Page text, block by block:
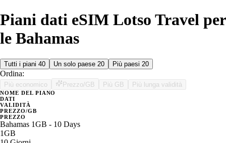
Piani dati eSIM Lotso Travel per
le Bahamas
Tutti i piani 40 Un solo paese 20 Più paesi 20
Ordina:
Più economico Prezzo/GB Più GB Più lunga validità
NOME DEL PIANO
DATI
VALIDITÀ
PREZZO/GB
PREZZO
Bahamas 1GB - 10 Days
1GB